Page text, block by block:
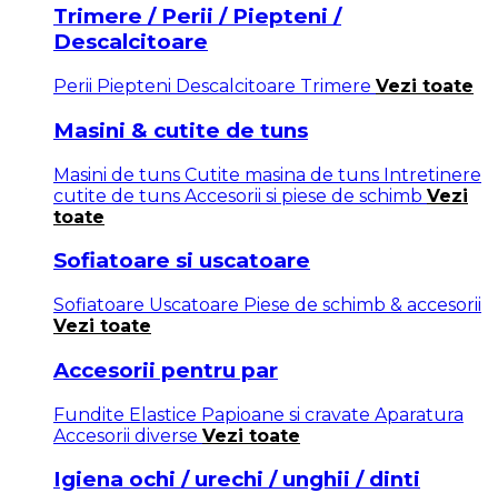
Trimere / Perii / Piepteni /
Descalcitoare
Perii Piepteni Descalcitoare Trimere Vezi toate
Masini & cutite de tuns
Masini de tuns Cutite masina de tuns Intretinere
cutite de tuns Accesorii si piese de schimb Vezi
toate
Sofiatoare si uscatoare
Sofiatoare Uscatoare Piese de schimb & accesorii
Vezi toate
Accesorii pentru par
Fundite Elastice Papioane si cravate Aparatura
Accesorii diverse Vezi toate
Igiena ochi / urechi / unghii / dinti